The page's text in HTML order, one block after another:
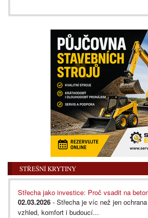
STŘEŠNÍ KRYTINY
Střecha jako investice: Proč vsadit na
02.03.2026 - Střecha je víc než jen
vzhled, komfort i budoucí...